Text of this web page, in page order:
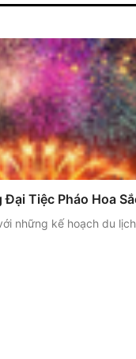
Tiệc Pháo Hoa
những kế hoạch du